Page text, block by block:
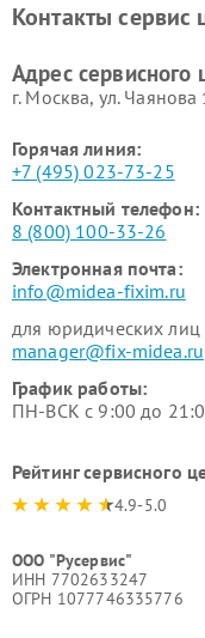
пылесосов Midea
Контакты сервис
Адрес сервисного
г. Москва, ул. Чаянова
Горячая линия:
+7 (495) 023-73-25
Контактный телефон:
8 (800) 100-33-26
Электронная почта:
info@midea-fixim.ru
для юридических лиц
manager@fix-midea.ru
График работы:
ПН-ВСК с 9:00 до
Рейтинг сервисного
4.9-5.0
ООО "Русервис"
ИНН 7702633247
ОГРН 1077746335776